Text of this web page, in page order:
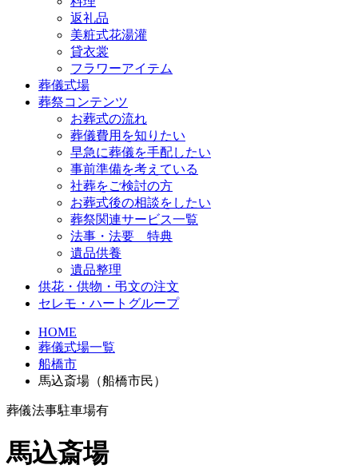
返礼品
美粧式花湯灌
貸衣裳
フラワーアイテム
葬儀式場
葬祭コンテンツ
お葬式の流れ
葬儀費用を知りたい
早急に葬儀を手配したい
事前準備を考えている
社葬をご検討の方
お葬式後の相談をしたい
葬祭関連サービス一覧
法事・法要 特典
遺品供養
遺品整理
供花・供物・弔文の注文
セレモ・ハートグループ
HOME
葬儀式場一覧
船橋市
馬込斎場（船橋市民）
葬儀法事駐車場有
馬込斎場